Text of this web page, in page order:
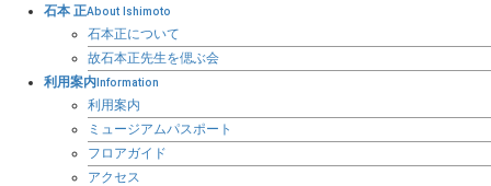
石本 正About Ishimoto
石本正について
故石本正先生を偲ぶ会
利用案内 Information
利用案内
ミュージアムパスポート
フロアガイド
アクセス